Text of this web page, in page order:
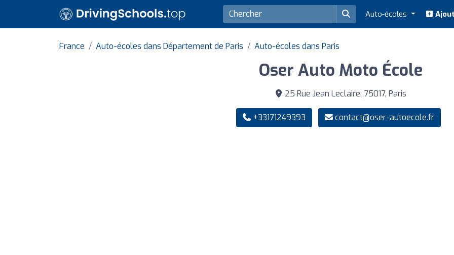
Auto-écoles
France Auto-écoles dans Département de Paris Auto-écoles dans Paris
Oser Auto Moto École
25 Rue Jean Leclaire, 75017, Paris
+33171249393 contact@oser-autoecole.fr